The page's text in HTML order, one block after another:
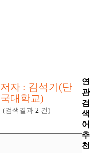
저자 : 김석기(단
국대학교)
(검색결과 2 건)
연
관
검
색
어
추
천